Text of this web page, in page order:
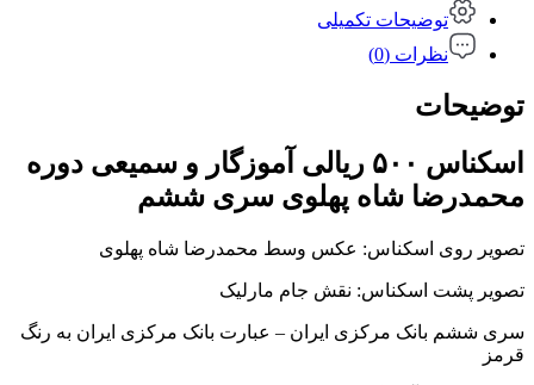
توضیحات تکمیلی
نظرات (0)
توضیحات
اسکناس ۵۰۰ ریالی آموزگار و سمیعی دوره
محمدرضا شاه پهلوی سری ششم
تصویر روی اسکناس: عکس وسط محمدرضا شاه پهلوی
تصویر پشت اسکناس: نقش جام مارلیک
سری ششم بانک مرکزی ایران – عبارت بانک مرکزی ایران به رنگ
قرمز